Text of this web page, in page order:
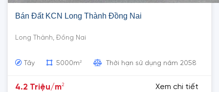
Bán Đất KCN Long Thành Đồng Nai
Long Thành, Đồng Nai
Tây 5000m2 Thời hạn sử dụng năm 2058
4.2 Triệu/m2 Xem chi tiết